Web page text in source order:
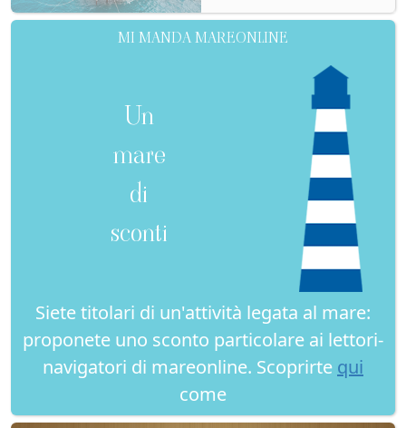
MI MANDA MAREONLINE
Un
mare
di
sconti
Siete titolari di un'attività legata al mare:
proponete uno sconto particolare ai lettori-
navigatori di mareonline. Scoprirte qui
come